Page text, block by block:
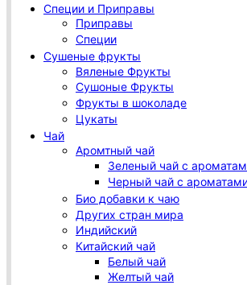
Специи и Приправы
Приправы
Специи
Сушеные фрукты
Вяленые Фрукты
Сушоные Фрукты
Фрукты в шоколаде
Цукаты
Чай
Аромтный чай
Зеленый чай с
Черный чай с
Био добавки к чаю
Других стран мира
Индийский
Китайский чай
Белый чай
Желтый чай